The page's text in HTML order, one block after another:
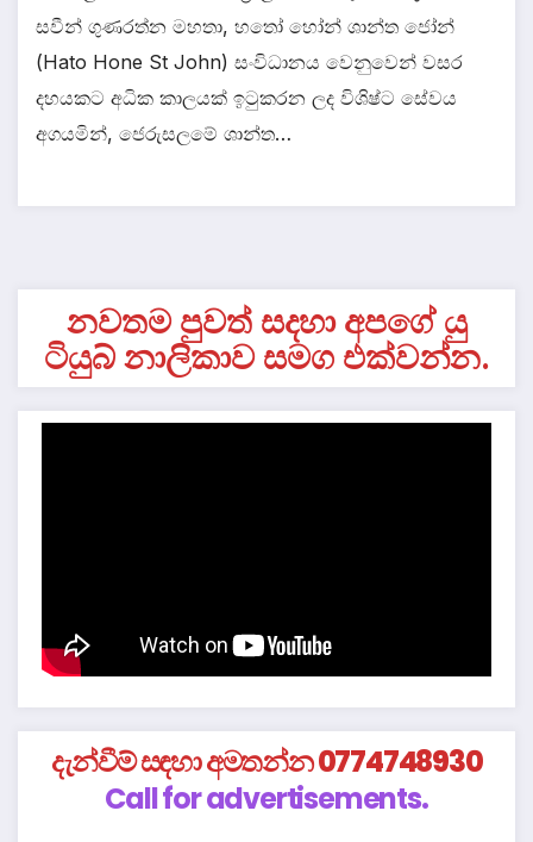
සවීන් ගුණරත්න මහතා, හතෝ හෝන් ශාන්ත ජෝන්
(Hato Hone St John) සංවිධානය වෙනුවෙන් වසර
දහයකට අධික කාලයක් ඉටුකරන ලද විශිෂ්ට සේවය
අගයමින්, ජෙරුසලමේ ශාන්ත…
නවතම පුවත් සදහා අපගේ යු
ටියුබ් නාලිකාව සමග එක්වන්න.
දැන්වීම් සඳහා අමතන්න 0774748930
Call for advertisements.